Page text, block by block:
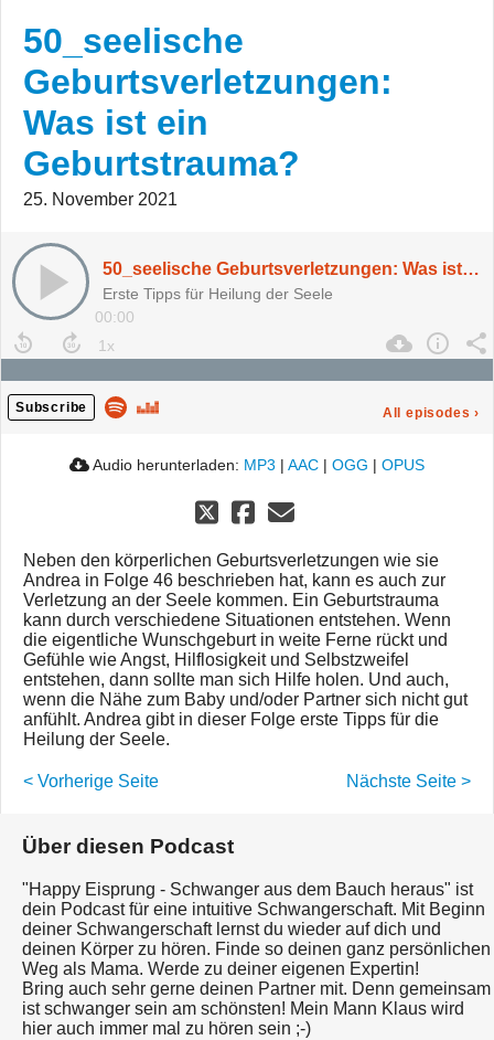
50_seelische
Geburtsverletzungen:
Was ist ein
Geburtstrauma?
25. November 2021
50_seelische Geburtsverletzungen: Was ist ein Geburtstrauma?
Erste Tipps für Heilung der Seele
00:00
Subscribe All episodes ›
Audio herunterladen: MP3 | AAC | OGG | OPUS
Neben den körperlichen Geburtsverletzungen wie sie
Andrea in Folge 46 beschrieben hat, kann es auch zur
Verletzung an der Seele kommen. Ein Geburtstrauma
kann durch verschiedene Situationen entstehen. Wenn
die eigentliche Wunschgeburt in weite Ferne rückt und
Gefühle wie Angst, Hilflosigkeit und Selbstzweifel
entstehen, dann sollte man sich Hilfe holen. Und auch,
wenn die Nähe zum Baby und/oder Partner sich nicht gut
anfühlt. Andrea gibt in dieser Folge erste Tipps für die
Heilung der Seele.
< Vorherige Seite Nächste Seite >
Über diesen Podcast
"Happy Eisprung - Schwanger aus dem Bauch heraus" ist
dein Podcast für eine intuitive Schwangerschaft. Mit Beginn
deiner Schwangerschaft lernst du wieder auf dich und
deinen Körper zu hören. Finde so deinen ganz persönlichen
Weg als Mama. Werde zu deiner eigenen Expertin!
Bring auch sehr gerne deinen Partner mit. Denn gemeinsam
ist schwanger sein am schönsten! Mein Mann Klaus wird
hier auch immer mal zu hören sein ;-)